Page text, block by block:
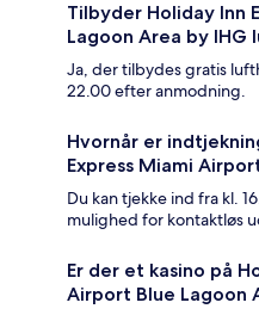
Tilbyder Holiday Inn
Lagoon Area by
Ja, der tilbydes gratis
22.00 efter anmodning.
Hvornår er
Express Miami
Du kan tjekke ind fra kl.
mulighed for kontaktløs
Er der et kasino på
Airport Blue Lagoon